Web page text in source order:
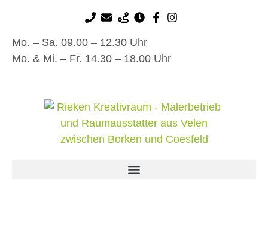
Mo. – Sa. 09.00 – 12.30 Uhr
Mo. & Mi. – Fr. 14.30 – 18.00 Uhr